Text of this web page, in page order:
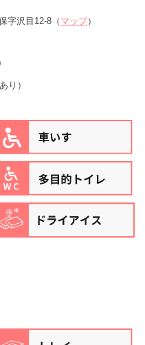
字沢目12-8（ マップ）
り）